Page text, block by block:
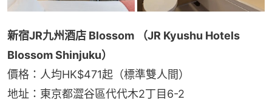
新宿JR九州酒店 Blossom （JR Kyushu Hotels
Blossom Shinjuku）
價格：人均HK$471起（標準雙人間）
地址：東京都澀谷區代代木2丁目6-2